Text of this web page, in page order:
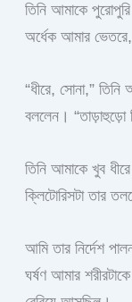
তিনি আমাকে
অর্ধেক আমার
“ধীরে, সোনা,”
বললেন। “তাড়াহুড়ো
তিনি আমাকে খুব
ক্লিটোরিসটা তার
আমি তার নির্দেশ
ঘর্ষণ আমার